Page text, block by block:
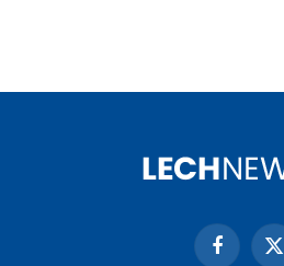
Facebook
X